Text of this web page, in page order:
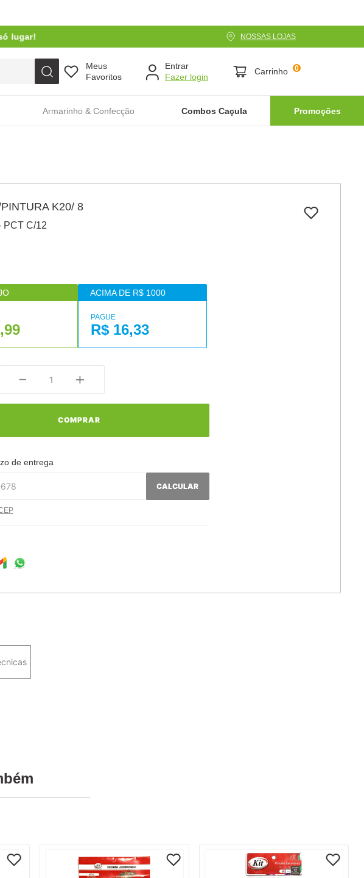
lugar! NOSSAS LOJAS
Meus
Favoritos
Entrar
Carrinho 0
Armarinho & Confecção Combos Caçula Promoções
K20/ 8
PCT C/12
ACIMA DE R$ 1000
PAGUE
R$ 16,33
COMPRAR
de entrega
CALCULAR